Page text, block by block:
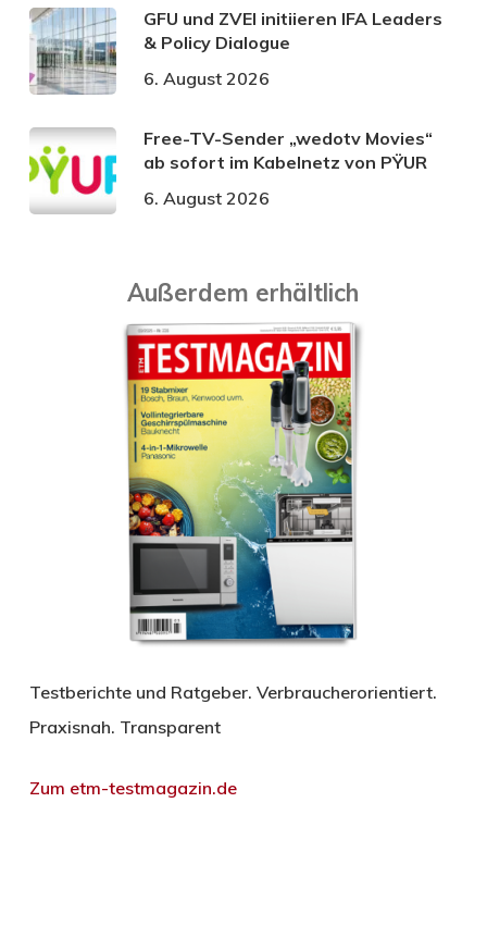
GFU und ZVEI initiieren IFA Leaders
& Policy Dialogue
6. August 2026
Free-TV-Sender „wedotv Movies“
ab sofort im Kabelnetz von PŸUR
6. August 2026
Außerdem erhältlich
Testberichte und Ratgeber. Verbraucherorientiert.
Praxisnah. Transparent
Zum etm-testmagazin.de